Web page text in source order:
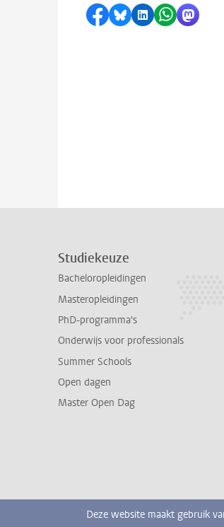
Delen op Facebook
Delen via Bluesky
Delen opDelen via
Delen
Studiekeuze
Bacheloropleidingen
Masteropleidingen
PhD-programma's
Onderwijs voor professionals
Summer Schools
Open dagen
Master Open Dag
Deze website maakt gebruik